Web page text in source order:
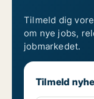
Tilmeld dig
om nye jobs,
jobmarkedet.
Tilmeld